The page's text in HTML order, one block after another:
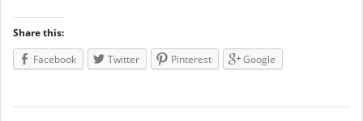
Share this:
Facebook
Twitter Pinterest Google